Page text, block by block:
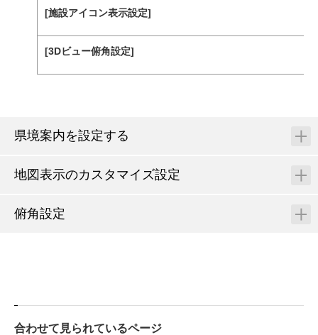
[‍施設アイコン表示設定‍]
[‍3Dビュー俯角設定‍]
県境案内を設定する
地図表示のカスタマイズ設定
俯角設定
合わせて見られているページ